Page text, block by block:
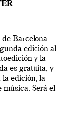
Barcelona
edición al
y la
es gratuita, y
la edición, la
música. Será el